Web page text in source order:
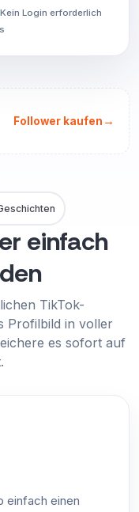
Kein Login erforderlich
Follower kaufen →
einfach
TikTok-
Profilbild in voller
es sofort auf
einfach einen